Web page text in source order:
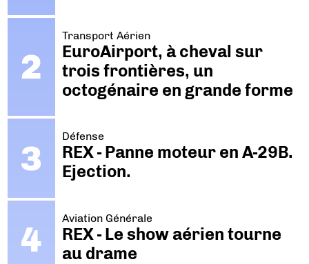
Transport Aérien
EuroAirport, à cheval sur
trois frontières, un
octogénaire en grande forme
Défense
REX - Panne moteur en A-29B.
Ejection.
Aviation Générale
REX - Le show aérien tourne
au drame